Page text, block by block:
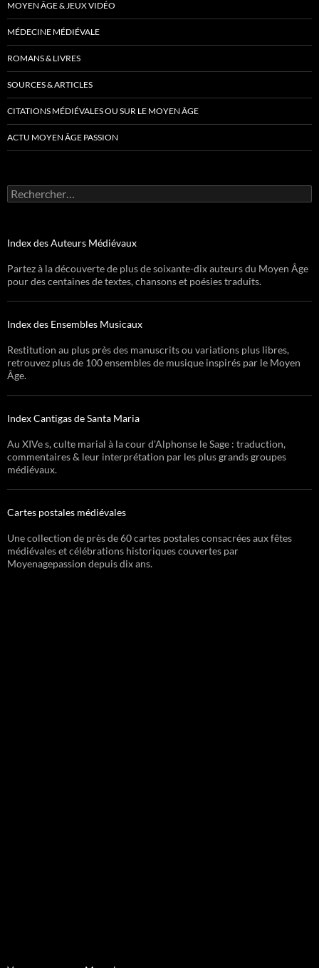
MOYEN ÂGE & JEUX VIDÉO
MÉDECINE MÉDIÉVALE
ROMANS & LIVRES
SOURCES & ARTICLES
CITATIONS MÉDIÉVALES OU SUR LE MOYEN ÂGE
ACTU MOYEN ÂGE PASSION
Rechercher :
Index des Auteurs Médiévaux
Partez à la découverte de plus de soixante-dix auteurs du Moyen Âge
pour des centaines de textes, chansons et poésies traduits.
Index des Ensembles Musicaux
Restitution au plus près des manuscrits ou variations plus libres,
retrouvez plus de 100 ensembles de musique inspirés par le Moyen
Âge.
Index Cantigas de Santa Maria
Au XIVe s, culte marial à la cour d’Alphonse le Sage : traduction,
commentaires & leur interprétation par les plus grands groupes
médiévaux.
Cartes postales médiévales
Une collection de près de 60 cartes postales consacrées aux fêtes
médiévales et célébrations historiques couvertes par
Moyenagepassion depuis dix ans.